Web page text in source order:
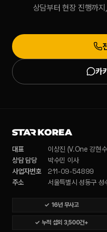
상담부터 현장 진행까
카
대표
이상진 (V.One 강현
상담 담당
박수민 이사
사업자번호
211-09-54899
주소 서울특별시 성동구
✓ 16년 무사고
✓ 누적 섭외 3,500건+